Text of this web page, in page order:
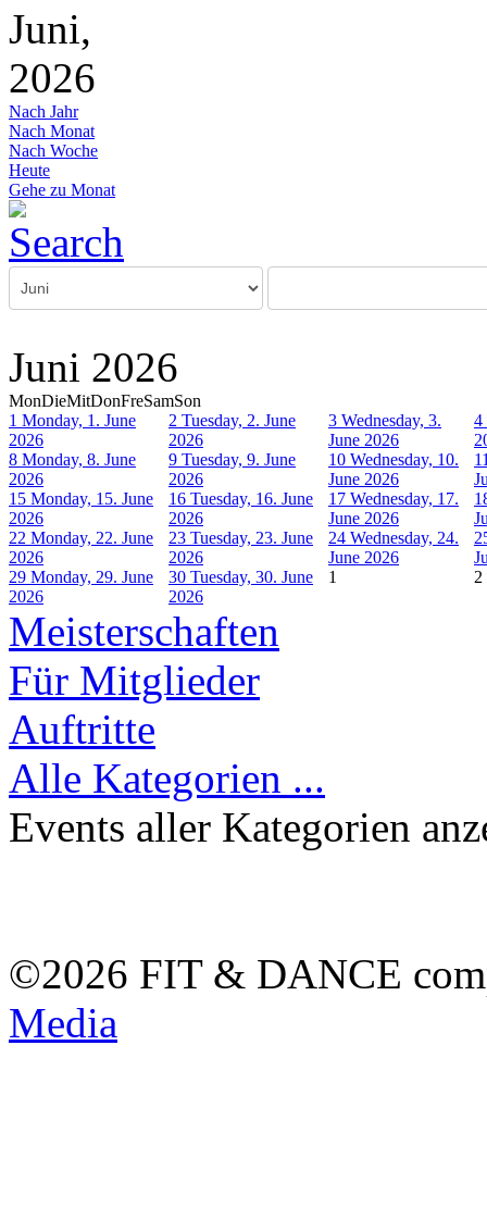
Juni,
2026
Nach Jahr
Nach Monat
Nach Woche
Heute
Gehe zu Monat
Juni 2026
MonDieMitDonFreSamSon
1 Monday, 1. June
2026
2 Tuesday, 2. June
2026
3 Wednesday, 3.
June 2026
4
8 Monday, 8. June
2026
9 Tuesday, 9. June
2026
10 Wednesday, 10.
June 2026
15 Monday, 15. June
2026
16 Tuesday, 16. June
2026
17 Wednesday, 17.
June 2026
22 Monday, 22. June
2026
23 Tuesday, 23. June
2026
24 Wednesday, 24.
June 2026
29 Monday, 29. June
2026
30 Tuesday, 30. June
2026
1 2
Meisterschaften
Für Mitglieder
Auftritte
Alle Kategorien ...
Events aller Kategorien
©2026 FIT & DANCE
Media